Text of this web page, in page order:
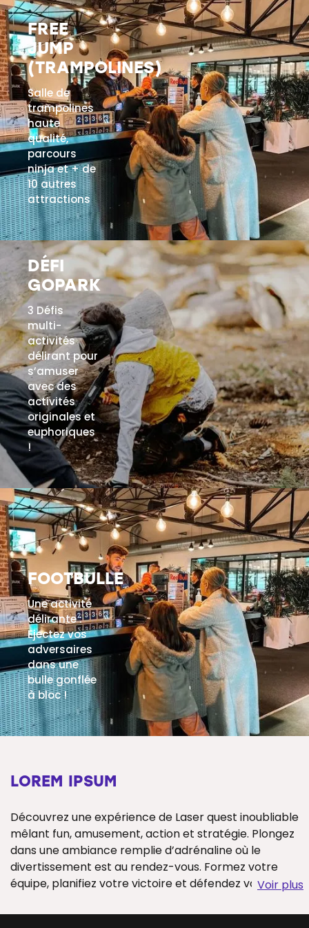
FREE
JUMP
(TRAMPOLINES)
Salle de
trampolines
haute
qualité,
parcours
ninja et + de
10 autres
attractions
EN SAVOIR PLUS
DÉFI
GOPARK
3 Défis
multi-
activités
délirant pour
s’amuser
avec des
activités
originales et
euphoriques
!
EN SAVOIR PLUS
FOOTBULLE
Une activité
délirante :
Ejectez vos
adversaires
dans une
bulle gonflée
à bloc !
LOREM IPSUM
Découvrez une expérience de Laser quest inoubliable
mêlant fun, amusement, action et stratégie. Plongez
dans une ambiance remplie d’adrénaline où le
divertissement est au rendez-vous. Formez votre
équipe, planifiez votre victoire et défendez votre
Vous cherchez à passer une journée inoubliable
Voir plus